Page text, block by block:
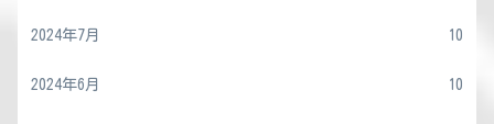
2024年7月 10
2024年6月 10